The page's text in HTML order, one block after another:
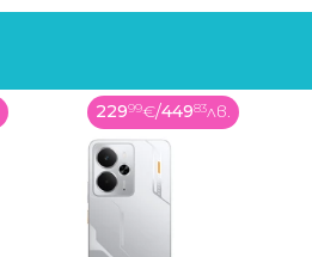
12999€/25424лв.